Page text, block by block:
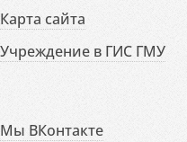
Карта сайта
Учреждение в ГИС ГМУ
Мы ВКонтакте